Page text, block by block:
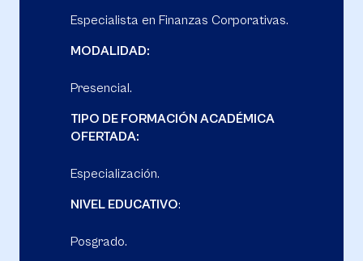
Especialista en Finanzas Corporativas.
MODALIDAD:
Presencial.
TIPO DE FORMACIÓN ACADÉMICA
OFERTADA:
Especialización.
NIVEL EDUCATIVO:
Posgrado.